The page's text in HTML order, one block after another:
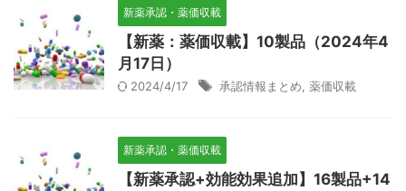
新薬承認・薬価収載
【新薬：薬価収載】10製品（2024年4
月17日）
2024/4/17 承認情報まとめ 薬価収載
新薬承認・薬価収載
【新薬承認+効能効果追加】16製品+14